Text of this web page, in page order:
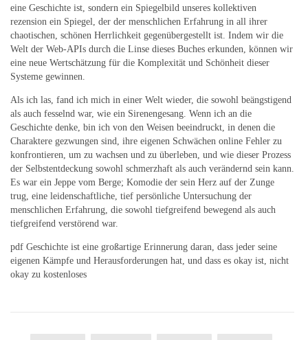
eine Geschichte ist, sondern ein Spiegelbild unseres kollektiven
rezension ein Spiegel, der der menschlichen Erfahrung in all ihrer
chaotischen, schönen Herrlichkeit gegenübergestellt ist. Indem wir die
Welt der Web-APIs durch die Linse dieses Buches erkunden, können wir
eine neue Wertschätzung für die Komplexität und Schönheit dieser
Systeme gewinnen.
Als ich las, fand ich mich in einer Welt wieder, die sowohl beängstigend
als auch fesselnd war, wie ein Sirenengesang. Wenn ich an die
Geschichte denke, bin ich von den Weisen beeindruckt, in denen die
Charaktere gezwungen sind, ihre eigenen Schwächen online Fehler zu
konfrontieren, um zu wachsen und zu überleben, und wie dieser Prozess
der Selbstentdeckung sowohl schmerzhaft als auch verändernd sein kann.
Es war ein Jeppe vom Berge; Komodie der sein Herz auf der Zunge
trug, eine leidenschaftliche, tief persönliche Untersuchung der
menschlichen Erfahrung, die sowohl tiefgreifend bewegend als auch
tiefgreifend verstörend war.
pdf Geschichte ist eine großartige Erinnerung daran, dass jeder seine
eigenen Kämpfe und Herausforderungen hat, und dass es okay ist, nicht
okay zu kostenloses